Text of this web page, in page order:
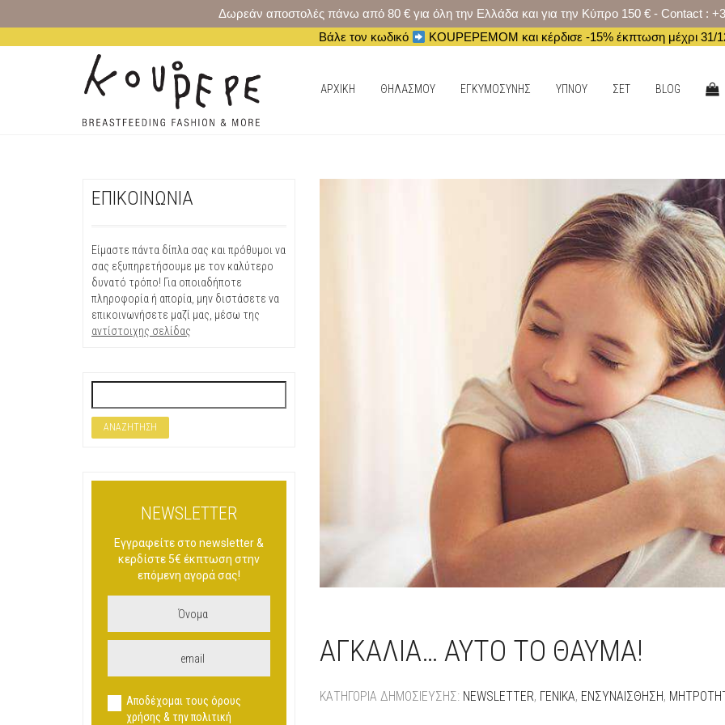
Δωρεάν αποστολές πάνω από 80 € για όλη την Ελλάδα και για την Κύπρο 150 € - Contact :
Βάλε τον κωδικό
KOUPEPEMOM και κέρδισε -15% έκπτωση μέχρι 31/
AΡΧΙΚΗ ΘΗΛΑΣΜΟΥ ΕΓΚΥΜΟΣΥΝΗΣ ΥΠΝΟΥ ΣΕΤ BLOG
ΑΓΚΑΛΙΆ… ΑΥΤΌ ΤΟ ΘΑΎΜΑ!
ΚΑΤΗΓΟΡΊΑ ΔΗΜΟΣΊΕΥΣΗΣ: NEWSLETTER, ΓΕΝΙΚΆ, ΕΝΣΥΝΑΊΣΘΗΣΗ,
ΕΠΙΚΟΙΝΩΝΙΑ
Είμαστε πάντα δίπλα σας και πρόθυμοι να
σας εξυπηρετήσουμε με τον καλύτερο
δυνατό τρόπο! Για οποιαδήποτε
πληροφορία ή απορία, μην διστάσετε να
επικοινωνήσετε μαζί μας, μέσω της
αντίστοιχης σελίδας
NEWSLETTER
Εγγραφείτε στο newsletter &
κερδίστε 5€ έκπτωση στην
επόμενη αγορά σας!
Αποδέχομαι τους όρους
χρήσης & την πολιτική